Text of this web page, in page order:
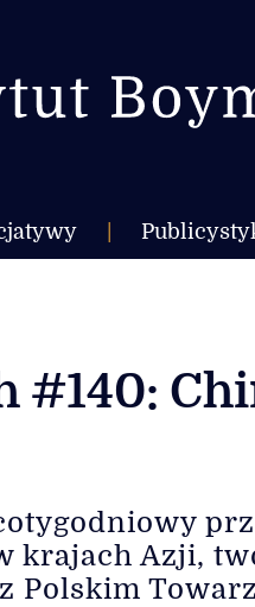
#140:
krajach Azji,
Polskim